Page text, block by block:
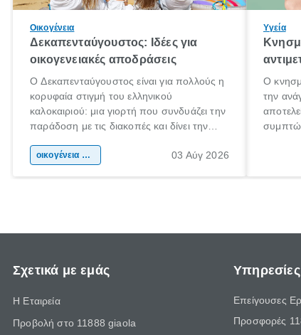
Οικογένεια
Δεκαπενταύγουστος: Ιδέες για
οικογενειακές αποδράσεις
Ο Δεκαπενταύγουστος είναι για πολλούς η
κορυφαία στιγμή του ελληνικού
καλοκαιριού: μια γιορτή που συνδυάζει την
παράδοση με τις διακοπές και δίνει την
χώρας. Είτε πρόκειται για λίγες μέρες
οικογένεια & παιδί 03 Αύγ 2026
Υγεία
Ο
την
Σχετικά με εμάς
Η Εταιρεία
Προβολή στο 11888 giaola
Υπηρεσίες
Επείγουσες
Προσφορές